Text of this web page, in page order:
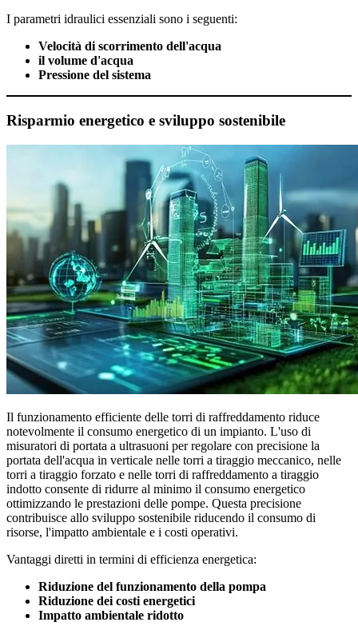
I parametri idraulici essenziali sono i seguenti:
Velocità di scorrimento dell'acqua
il volume d'acqua
Pressione del sistema
Risparmio energetico e sviluppo sostenibile
Il funzionamento efficiente delle torri di raffreddamento riduce
notevolmente il consumo energetico di un impianto. L'uso di
misuratori di portata a ultrasuoni per regolare con precisione la
portata dell'acqua in verticale nelle torri a tiraggio meccanico, nelle
torri a tiraggio forzato e nelle torri di raffreddamento a tiraggio
indotto consente di ridurre al minimo il consumo energetico
ottimizzando le prestazioni delle pompe. Questa precisione
contribuisce allo sviluppo sostenibile riducendo il consumo di
risorse, l'impatto ambientale e i costi operativi.
Vantaggi diretti in termini di efficienza energetica:
Riduzione del funzionamento della pompa
Riduzione dei costi energetici
Impatto ambientale ridotto